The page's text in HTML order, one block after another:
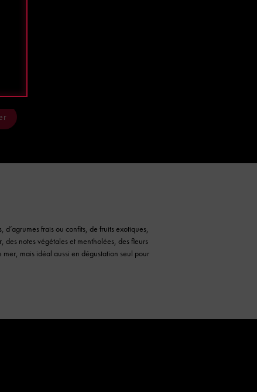
frais ou confits, de fruits exotiques,
notes végétales et mentholées, des fleurs
mais idéal aussi en dégustation seul pour